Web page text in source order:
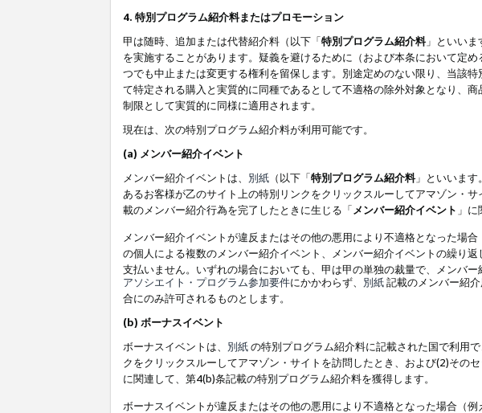
4. 特別プログラム紹介料またはプロモーション
甲は随時、追加または代替紹介料（以下「特別プログラム紹介料」といいま
を実施することがあります。疑義を避けるために（および本条において定
つでも中止または変更する権利を留保します。別途定めのない限り、当該
て特定される購入と実質的に同種であるとして不適格の除外対象となり、
制限として実質的に同様に適用されます。
現在は、次の特別プログラム紹介料が利用可能です。
(a) メンバー紹介イベント
メンバー紹介イベントは、 別紙 （以下「特別プログラム紹介料」といいます
あるお客様が乙のサイト上の特別リンクをクリックスルーしてアマゾン・
載のメンバー紹介行為を完了したときに生じる「 メンバー紹介イベント 」
メンバー紹介イベントが違反またはその他の悪用により不適格となった場
の個人による複数のメンバー紹介イベント、メンバー紹介イベントの繰り
支払いません。いずれの場合においても、甲は甲の単独の裁量で、メンバ
アソシエイト・プログラム参加要件にかかわらず、 別紙記載のメンバー紹
合にのみ許可されるものとします。
(b) ボーナスイベント
ボーナスイベントは、 別紙の特別プログラム紹介料に記載された国で利用
クをクリックスルーしてアマゾン・サイトを訪問したとき、および(2)その
に関連して、第4(b)条記載の特別プログラム紹介料を獲得します。
ボーナスイベントが違反またはその他の悪用により不適格となった場合（